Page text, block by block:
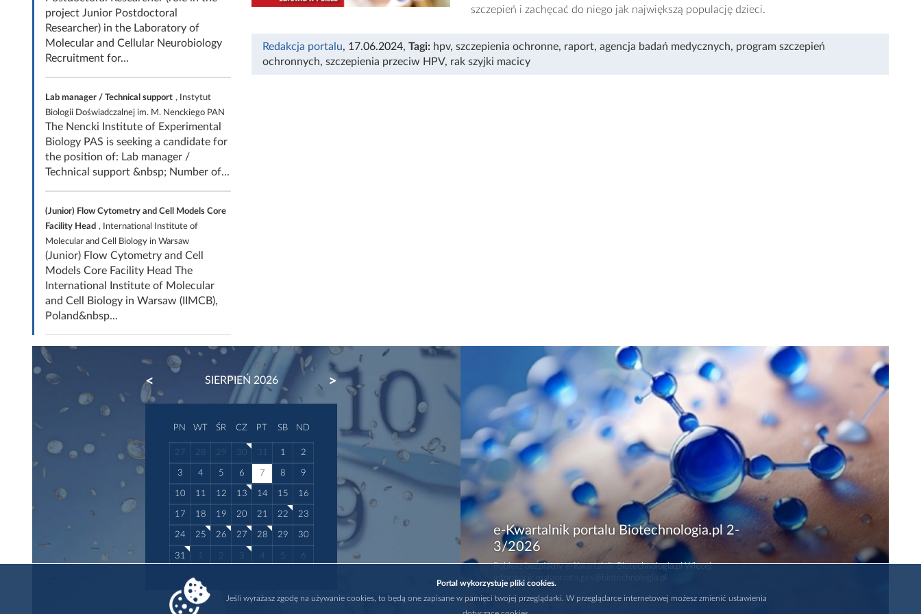
project Junior Postdoctoral
Researcher) in the Laboratory of
Molecular and Cellular Neurobiology
Recruitment for...
Lab manager / Technical support , Instytut
Biologii Doświadczalnej im. M. Nenckiego PAN
The Nencki Institute of Experimental
Biology PAS is seeking a candidate for
the position of: Lab manager /
Technical support &nbsp; Number of...
(Junior) Flow Cytometry and Cell Models Core
Facility Head , International Institute of
Molecular and Cell Biology in Warsaw
(Junior) Flow Cytometry and Cell
Models Core Facility Head The
International Institute of Molecular
and Cell Biology in Warsaw (IIMCB),
Poland&nbsp...
szczepień i zachęcać do niego jak największą populację dzieci.
Redakcja portalu, 17.06.2024, Tagi: hpv, szczepienia ochronne, raport, agencja badań medycznych, program szczepień
ochronnych, szczepienia przeciw HPV, rak szyjki macicy
SIERPIEŃ 2026
PREVIOUS NEXT
PN WT ŚR CZ PT SB ND
27 28 29 30 31 1 2
3 4 5 6 7 8 9
10 11 12 13 14 15 16
17 18 19 20 21 22 23
24 25 26 27 28 29 30
31 1 2 3 4 5 6
e-Kwartalnik portalu Biotechnologia.pl 2-
3/2026
Pobierz bezpłatny e-Kwartalnik Biotechnologia.pl Więcej
informacji: malgorzata.ges@biotechnologia.pl
Portal wykorzystuje pliki cookies.
Jeśli wyrażasz zgodę na używanie cookies, to będą one zapisane w pamięci twojej przeglądarki. W przeglądarce internetowej możesz zmienić ustawienia